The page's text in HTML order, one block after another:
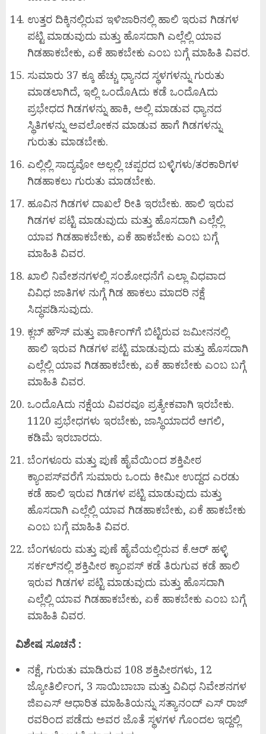
ಉತ್ತರ ದಿಕ್ಕಿನಲ್ಲಿರುವ ಇಳಿಜಾರಿನಲ್ಲಿ ಹಾಲಿ ಇರುವ ಗಿಡಗಳ
ಪಟ್ಟಿ ಮಾಡುವುದು ಮತ್ತು ಹೊಸದಾಗಿ ಎಲ್ಲೆಲ್ಲಿ ಯಾವ
ಗಿಡಹಾಕಬೇಕು, ಏಕೆ ಹಾಕಬೇಕು ಎಂಬ ಬಗ್ಗೆ ಮಾಹಿತಿ ವಿವರ.
ಸುಮಾರು 37 ಕ್ಕೂ ಹೆಚ್ಚು ಧ್ಯಾನದ ಸ್ಥಳಗಳನ್ನು ಗುರುತು
ಮಾಡಲಾಗಿದೆ, ಇಲ್ಲಿ ಒಂದೊAದು ಕಡೆ ಒಂದೊAದು
ಪ್ರಭೇಧದ ಗಿಡಗಳನ್ನು ಹಾಕಿ, ಅಲ್ಲಿ ಮಾಡುವ ಧ್ಯಾನದ
ಸ್ಥಿತಿಗಳನ್ನು ಅವಲೋಕನ ಮಾಡುವ ಹಾಗೆ ಗಿಡಗಳನ್ನು
ಗುರುತು ಮಾಡಬೇಕು.
ಎಲ್ಲಿಲ್ಲಿ ಸಾದ್ಯವೋ ಅಲ್ಲಲ್ಲಿ ಚಪ್ಪರದ ಬಳ್ಳಿಗಳು/ತರಕಾರಿಗಳ
ಗಿಡಹಾಕಲು ಗುರುತು ಮಾಡಬೇಕು.
ಹೂವಿನ ಗಿಡಗಳ ದಾಖಲೆ ರೀತಿ ಇರಬೇಕು. ಹಾಲಿ ಇರುವ
ಗಿಡಗಳ ಪಟ್ಟಿ ಮಾಡುವುದು ಮತ್ತು ಹೊಸದಾಗಿ ಎಲ್ಲೆಲ್ಲಿ
ಯಾವ ಗಿಡಹಾಕಬೇಕು, ಏಕೆ ಹಾಕಬೇಕು ಎಂಬ ಬಗ್ಗೆ
ಮಾಹಿತಿ ವಿವರ.
ಖಾಲಿ ನಿವೇಶನಗಳಲ್ಲಿ ಸಂಶೋಧನೆಗೆ ಎಲ್ಲಾ ವಿಧವಾದ
ವಿವಿಧ ಜಾತಿಗಳ ನುಗ್ಗೆ ಗಿಡ ಹಾಕಲು ಮಾದರಿ ನಕ್ಷೆ
ಸಿದ್ಧಪಡಿಸುವುದು.
ಕ್ಲಬ್ ಹೌಸ್ ಮತ್ತು ಪಾರ್ಕಿಂಗ್‌ಗೆ ಬಿಟ್ಟಿರುವ ಜಮೀನನಲ್ಲಿ
ಹಾಲಿ ಇರುವ ಗಿಡಗಳ ಪಟ್ಟಿ ಮಾಡುವುದು ಮತ್ತು ಹೊಸದಾಗಿ
ಎಲ್ಲೆಲ್ಲಿ ಯಾವ ಗಿಡಹಾಕಬೇಕು, ಏಕೆ ಹಾಕಬೇಕು ಎಂಬ ಬಗ್ಗೆ
ಮಾಹಿತಿ ವಿವರ.
ಒಂದೊAದು ನಕ್ಷೆಯ ವಿವರವೂ ಪ್ರತ್ಯೇಕವಾಗಿ ಇರಬೇಕು.
1120 ಪ್ರಭೇಧಗಳು ಇರಬೇಕು, ಜಾಸ್ಥಿಯಾದರೆ ಆಗಲಿ,
ಕಡಿಮೆ ಇರಬಾರದು.
ಬೆಂಗಳೂರು ಮತ್ತು ಪುಣೆ ಹೈವೆಯಿಂದ ಶಕ್ತಿಪೀಠ
ಕ್ಯಾಂಪಸ್‌ವರೆಗೆ ಸುಮಾರು ಒಂದು ಕೀಮೀ ಉದ್ದದ ಎರಡು
ಕಡೆ ಹಾಲಿ ಇರುವ ಗಿಡಗಳ ಪಟ್ಟಿ ಮಾಡುವುದು ಮತ್ತು
ಹೊಸದಾಗಿ ಎಲ್ಲೆಲ್ಲಿ ಯಾವ ಗಿಡಹಾಕಬೇಕು, ಏಕೆ ಹಾಕಬೇಕು
ಎಂಬ ಬಗ್ಗೆ ಮಾಹಿತಿ ವಿವರ.
ಬೆಂಗಳೂರು ಮತ್ತು ಪುಣೆ ಹೈವೆಯಲ್ಲಿರುವ ಕೆ.ಆರ್ ಹಳ್ಳಿ
ಸರ್ಕಲ್‌ನಲ್ಲಿ ಶಕ್ತಿಪೀಠ ಕ್ಯಾಂಪಸ್ ಕಡೆ ತಿರುಗುವ ಕಡೆ ಹಾಲಿ
ಇರುವ ಗಿಡಗಳ ಪಟ್ಟಿ ಮಾಡುವುದು ಮತ್ತು ಹೊಸದಾಗಿ
ಎಲ್ಲೆಲ್ಲಿ ಯಾವ ಗಿಡಹಾಕಬೇಕು, ಏಕೆ ಹಾಕಬೇಕು ಎಂಬ ಬಗ್ಗೆ
ಮಾಹಿತಿ ವಿವರ.
ವಿಶೇಷ ಸೂಚನೆ :
ನಕ್ಷೆ, ಗುರುತು ಮಾಡಿರುವ 108 ಶಕ್ತಿಪೀಠಗಳು, 12
ಜ್ಯೋತಿರ್ಲಿಂಗ, 3 ಸಾಯಿಬಾಬಾ ಮತ್ತು ವಿವಿಧ ನಿವೇಶನಗಳ
ಜಿಐಎಸ್ ಆಧಾರಿತ ಮಾಹಿತಿಯನ್ನು ಸತ್ಯಾನಂದ್ ಎಸ್ ರಾಜ್
ರವರಿಂದ ಪಡೆದು ಅವರ ಜೊತೆ ಸ್ಥಳಗಳ ಗೊಂದಲ ಇದ್ದಲ್ಲಿ